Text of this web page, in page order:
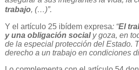
trabajo, (…)”.
Y el artículo 25 ibídem expresa: “El
y una obligación socialy goza, en
de la especial protección del Estado.
derecho a un trabajo en condiciones